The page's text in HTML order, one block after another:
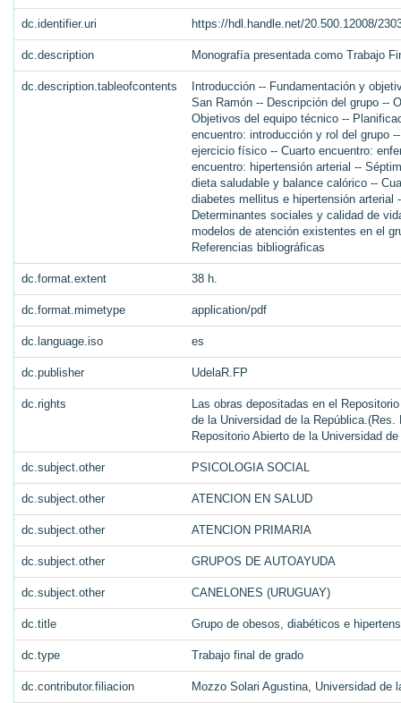
dc.identifier.uri https://hdl.handle.net/20.500.12008/
dc.description Monografía presentada como Trabajo
dc.description.tableofcontents
Introducción -- Fundamentación y
San Ramón -- Descripción del grupo --
Objetivos del equipo técnico --
encuentro: introducción y rol del grupo
ejercicio físico -- Cuarto encuentro:
encuentro: hipertensión arterial --
dieta saludable y balance calórico --
diabetes mellitus e hipertensión
Determinantes sociales y calidad de
modelos de atención existentes en el
Referencias bibliográficas
dc.format.extent 38 h.
dc.format.mimetype application/pdf
dc.language.iso es
dc.publisher UdelaR.FP
dc.rights
Las obras depositadas en el
de la Universidad de la
Repositorio Abierto de la Universidad
dc.subject.other PSICOLOGIA SOCIAL
dc.subject.other ATENCION EN SALUD
dc.subject.other ATENCION PRIMARIA
dc.subject.other GRUPOS DE AUTOAYUDA
dc.subject.other CANELONES (URUGUAY)
dc.title Grupo de obesos, diabéticos e
dc.type Trabajo final de grado
dc.contributor.filiacion Mozzo Solari Agustina, Universidad de